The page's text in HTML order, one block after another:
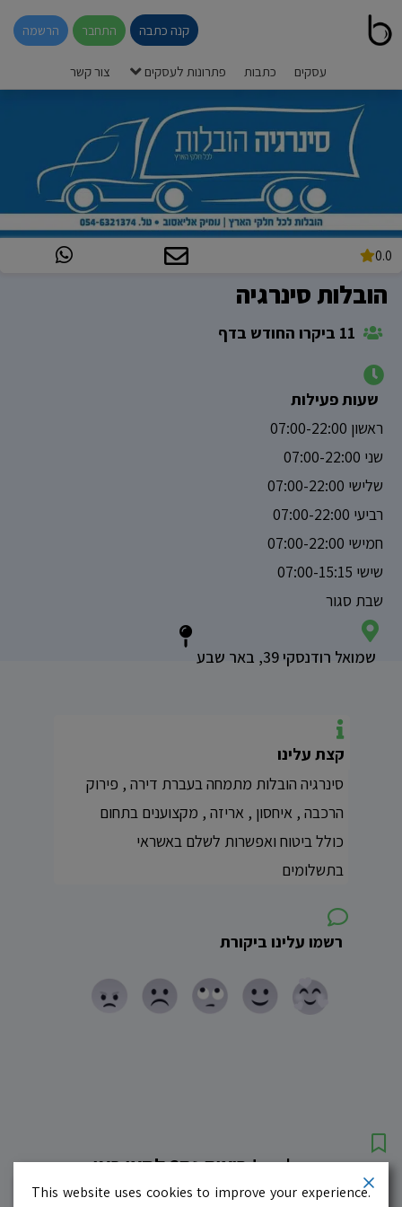
קנה כתבה התחבר הרשמה
עסקים כתבות פתרונות לעסקים צור קשר
0.0
הובלות סינרגיה
שעות פעילות
ראשון 07:00-22:00
שני 07:00-22:00
שלישי 07:00-22:00
רביעי 07:00-22:00
חמישי 07:00-22:00
שישי 07:00-15:15
שבת סגור
שמואל רודנסקי 39, באר שבע
קצת עלינו
סינרגיה הובלות מתמחה בעברת דירה , פירוק
הרכבה , איחסון , אריזה , מקצוענים בתחום
כולל ביטוח ואפשרות לשלם באשראי
בתשלומים
רשמו עלינו ביקורת
עסקים מומלצים!רוצים גם? לחצו כאן
This website uses cookies to improve your experience.